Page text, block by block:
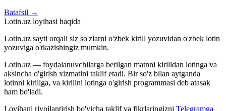
Batafsil →
Lotin.uz loyihasi haqida
Lotin.uz sayti orqali siz so'zlarni o'zbek kirill yozuvidan o'zbek lotin
yozuviga o'tkazishingiz mumkin.
Lotin.uz — foydalanuvchilarga berilgan matnni kirilldan lotinga va
aksincha o'girish xizmatini taklif etadi. Bir so'z bilan aytganda
lotinni kirillga, va kirillni lotinga o'girish programmasi deb atasak
ham bo'ladi.
Loyihani rivojlantirish bo'yicha taklif va fikrlaringizni Telegramga